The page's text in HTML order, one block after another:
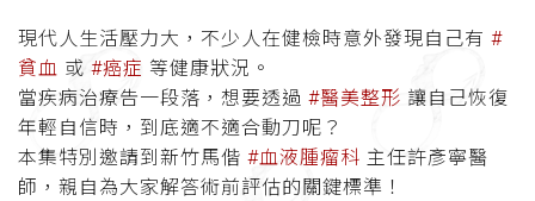
現代人生活壓力大，不少人在健檢時意外發現自己有 #
貧血 或 #癌症 等健康狀況。
當疾病治療告一段落，想要透過 #醫美整形 讓自己恢復
年輕自信時，到底適不適合動刀呢？
本集特別邀請到新竹馬偕 #血液腫瘤科 主任許彥寧醫
師，親自為大家解答術前評估的關鍵標準！